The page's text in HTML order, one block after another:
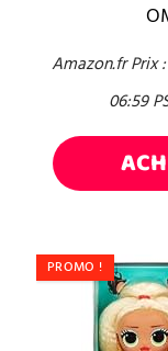
Amazon.fr Prix
06:59
PROMO !